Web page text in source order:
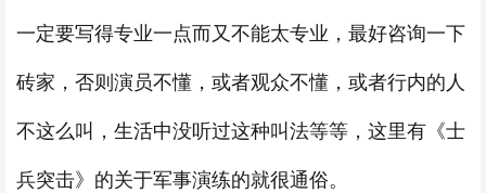
一定要写得专业一点而又不能太专业，最好咨询一下
砖家，否则演员不懂，或者观众不懂，或者行内的人
不这么叫，生活中没听过这种叫法等等，这里有《士
兵突击》的关于军事演练的就很通俗。